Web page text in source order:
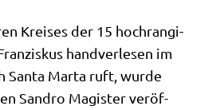
Krei­ses der 15 hoch­ran­gi­
hand­ver­le­sen im
San­ta Mar­ta ruft, wur­de
San­dro Magi­ster ver­öf­